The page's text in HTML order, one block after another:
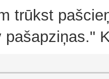
trūkst
pašapziņas."